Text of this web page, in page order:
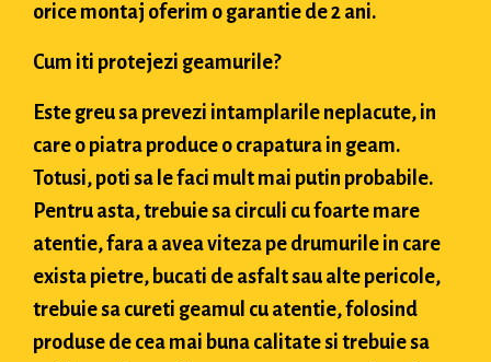
orice montaj oferim o garantie de 2 ani.
Cum iti protejezi geamurile?
Este greu sa prevezi intamplarile neplacute, in
care o piatra produce o crapatura in geam.
Totusi, poti sa le faci mult mai putin probabile.
Pentru asta, trebuie sa circuli cu foarte mare
atentie, fara a avea viteza pe drumurile in care
exista pietre, bucati de asfalt sau alte pericole,
trebuie sa cureti geamul cu atentie, folosind
produse de cea mai buna calitate si trebuie sa